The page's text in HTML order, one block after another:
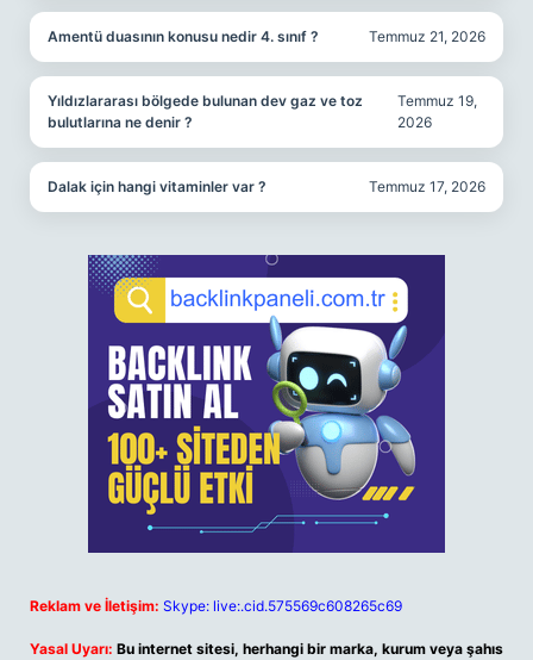
Amentü duasının konusu nedir 4. sınıf ? Temmuz 21, 2026
Yıldızlararası bölgede bulunan dev gaz ve toz
bulutlarına ne denir ?
Temmuz 19,
2026
Dalak için hangi vitaminler var ? Temmuz 17, 2026
Reklam ve İletişim: Skype: live:.cid.575569c608265c69
Yasal Uyarı: Bu internet sitesi, herhangi bir marka, kurum veya şahıs